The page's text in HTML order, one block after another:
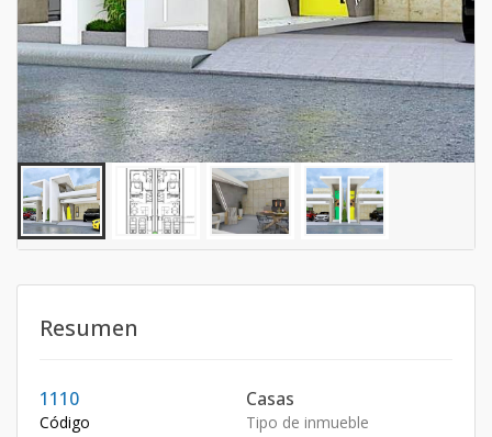
Resumen
1110
Código
Casas
Tipo de inmueble